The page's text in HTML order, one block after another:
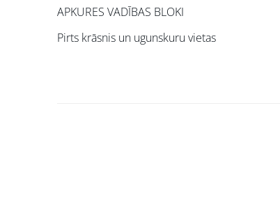
APKURES VADĪBAS BLOKI
Pirts krāsnis un ugunskuru vietas